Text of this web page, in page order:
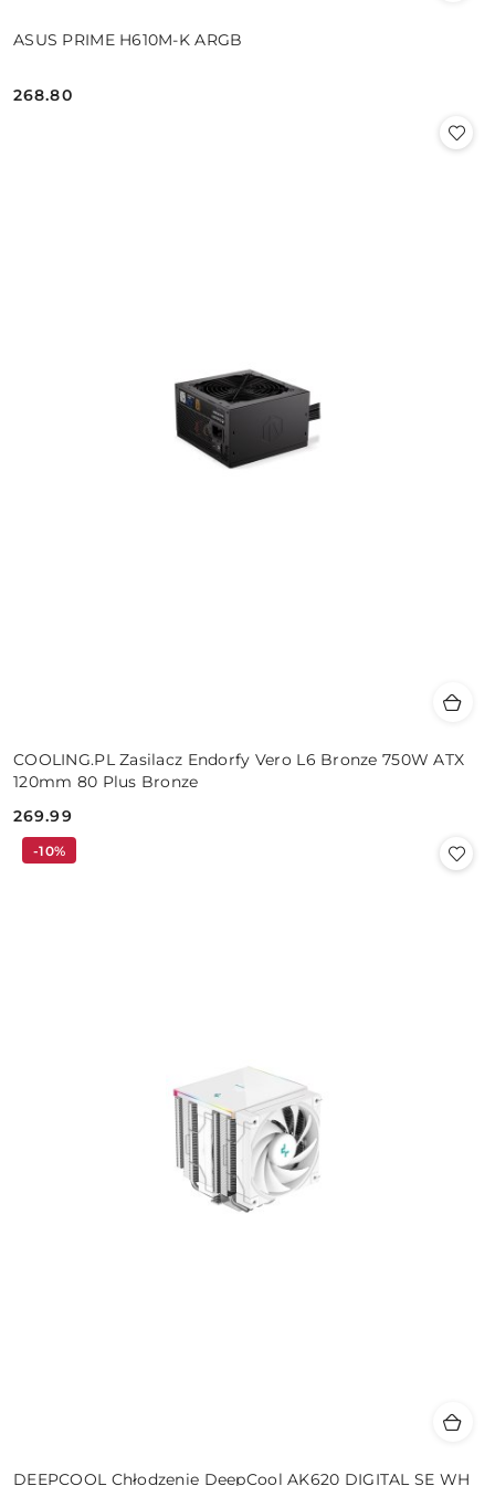
ASUS PRIME H610M-K ARGB
Cena:
268.80
COOLING.PL Zasilacz Endorfy Vero L6 Bronze 750W ATX
120mm 80 Plus Bronze
Cena:
269.99
DEEPCOOL Chłodzenie DeepCool AK620 DIGITAL SE WH
-10%